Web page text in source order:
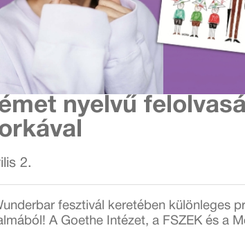
nyelvű
2.
fesztivál keretében különleges
A Goethe Intézet, a FSZEK és a